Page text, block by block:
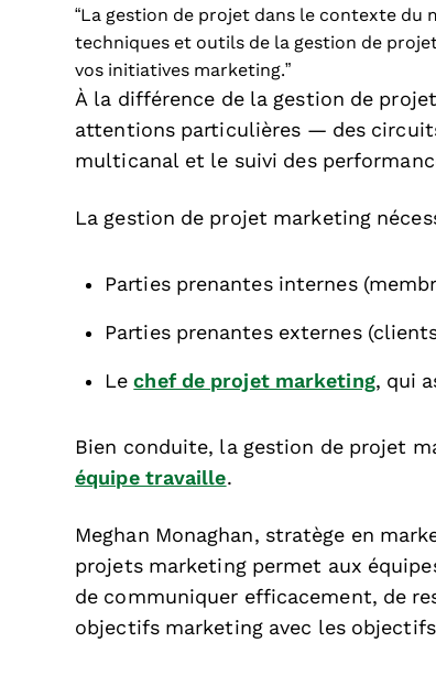
“La gestion de projet dans le contexte du
techniques et outils de la gestion de
vos initiatives marketing.”
À la différence de la gestion de
attentions particulières — des
multicanal et le suivi des
La gestion de projet marketing
Parties prenantes internes
Parties prenantes externes
Lechef de projet marketing, qui
Bien conduite, la gestion de projet
équipe travaille.
Meghan Monaghan, stratège en
projets marketing permet aux
de communiquer efficacement, de
objectifs marketing avec les